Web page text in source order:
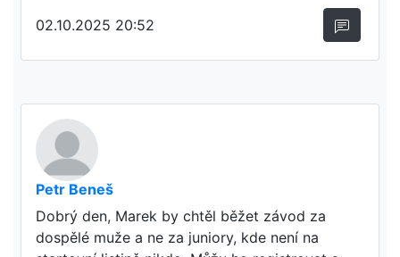
02.10.2025 20:52
Petr Beneš
Dobrý den, Marek by chtěl běžet závod za
dospělé muže a ne za juniory, kde není na